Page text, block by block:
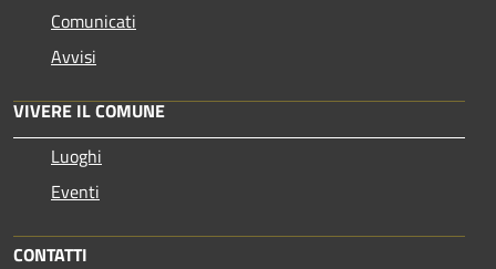
Comunicati
Avvisi
VIVERE IL COMUNE
Luoghi
Eventi
CONTATTI